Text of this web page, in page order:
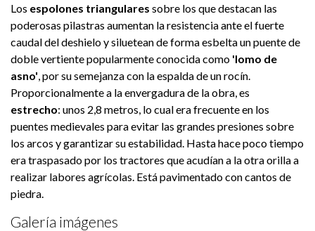
Los espolones triangulares sobre los que destacan las
poderosas pilastras aumentan la resistencia ante el fuerte
caudal del deshielo y siluetean de forma esbelta un puente de
doble vertiente popularmente conocida como 'lomo de
asno' , por su semejanza con la espalda de un rocín.
Proporcionalmente a la envergadura de la obra, es
estrecho: unos 2,8 metros, lo cual era frecuente en los
puentes medievales para evitar las grandes presiones sobre
los arcos y garantizar su estabilidad. Hasta hace poco tiempo
era traspasado por los tractores que acudían a la otra orilla a
realizar labores agrícolas. Está pavimentado con cantos de
piedra.
Galería imágenes